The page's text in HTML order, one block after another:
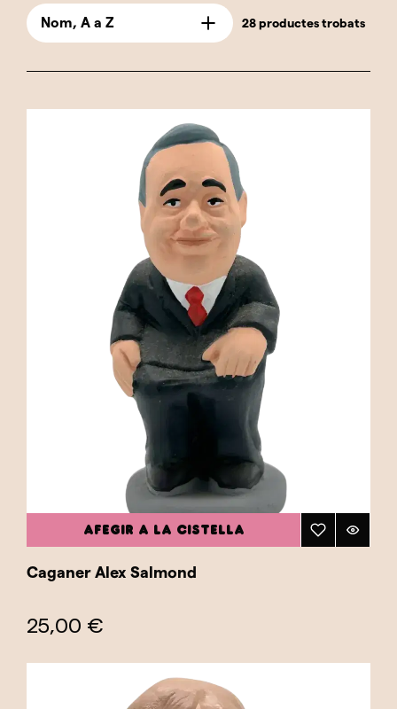
caganer està elaborat amb precisió per
reflectir no només l'aparença física d'aquests
decoratives úniques i divertides, sinó que
també actuen com un recordatori humorístic
dels esdeveniments i decisions que han donat
forma a la política mundial. Són ideals per
iniciar converses, per regalar a amics i familiars
interessats en la geopolítica, o simplement per
afegir un toc de sàtira i reflexió a qualsevol
espai. Cada caganer en aquesta categoria està
dissenyat per capturar les expressions, posis i
estils característics dels polítics representats,
assegurant que cada figura sigui un
homenatge tant visual com humorístic al seu
llegat. Aquesta categoria ofereix una
oportunitat única per explorar la política
internacional des d'una perspectiva cultural
catalana, fusionant tradició i sàtira de manera
que només els caganers poden oferir. Explora
la nostra categoria "Polítics Internacionals" i
troba el caganer que reflecteixi millor el teu
interès per la política global. Afegeix un toc
internacional a la teva col·lecció amb un
d'una manera divertida i tradicional!
Nom, A a Z 28 productes trobats
AFEGIR A LA CISTELLA
Caganer Alex Salmond
25,00 €